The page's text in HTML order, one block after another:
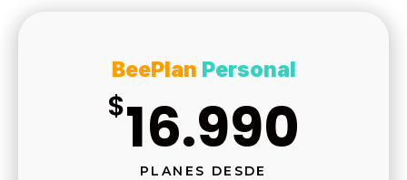
BeePlan Personal
$16.990
PLANES DESDE